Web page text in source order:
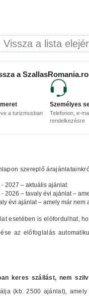
Vissza a lista
a
a turizmusban
Személyes
Telefonon, e-
rendelkezésre
szereplő
2027 – aktuális ajánlat.
2026 – tavaly évi ajánlat –
évi ajánlat – amely már
esetében is elöfordulhat,
az előfoglalás
keres szállást, nem
(kb. 2500 ajánlat),